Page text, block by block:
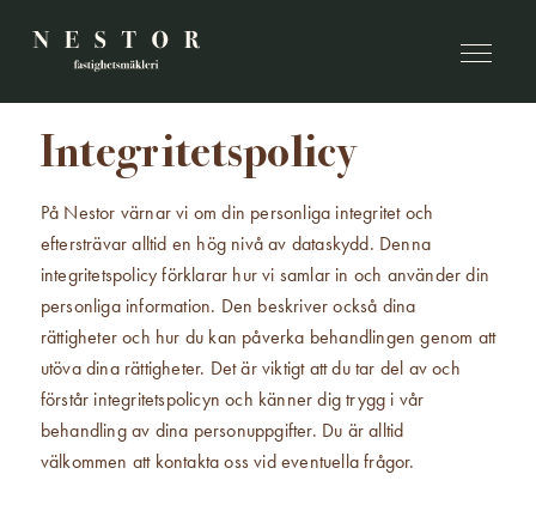
Integritetspolicy
På Nestor värnar vi om din personliga integritet och
eftersträvar alltid en hög nivå av dataskydd. Denna
integritetspolicy förklarar hur vi samlar in och använder din
personliga information. Den beskriver också dina
rättigheter och hur du kan påverka behandlingen genom att
utöva dina rättigheter. Det är viktigt att du tar del av och
förstår integritetspolicyn och känner dig trygg i vår
behandling av dina personuppgifter. Du är alltid
välkommen att kontakta oss vid eventuella frågor.